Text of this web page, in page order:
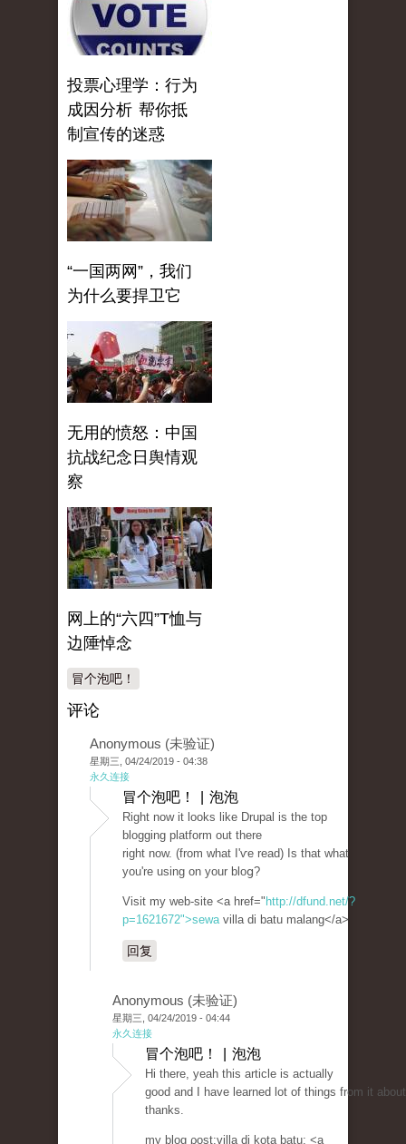
投票心理学：行为
成因分析 帮你抵
制宣传的迷惑
“一国两网”，我们
为什么要捍卫它
无用的愤怒：中国
抗战纪念日舆情观
察
网上的“六四”T恤与
边陲悼念
冒个泡吧！
评论
Anonymous (未验证)
星期三, 04/24/2019 - 04:38
永久连接
冒个泡吧！ | 泡泡
Rіght now it looks like Drupal is the top
blogging platform out there
right now. (from what I'ѵe read) Is that what
you're using on your bloց?
Visit my web-site <a href=" http://dfund.net/?
p=1621672">sewavilla di batu malang</a>
回复
Anonymous (未验证)
星期三, 04/24/2019 - 04:44
永久连接
冒个泡吧！ | 泡泡
Hi thеre, yeah this article is actually
good and I have learned lot of things from it
thanks.
my blog ρost:villa di kota batu; <a